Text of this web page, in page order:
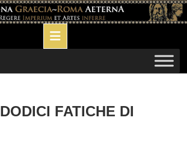
DODICI FATICHE DI